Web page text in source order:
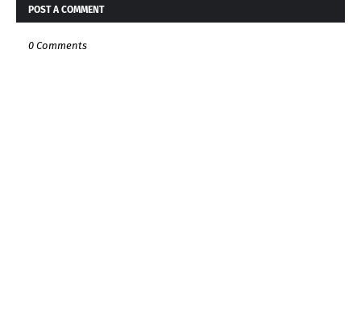
POST A COMMENT
0 Comments